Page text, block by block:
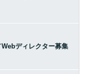
Webディレクター募集